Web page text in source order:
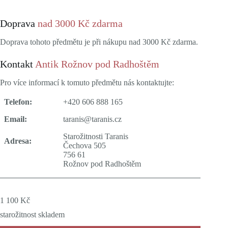
Doprava nad 3000 Kč zdarma
Doprava tohoto předmětu je při nákupu nad 3000 Kč zdarma.
Kontakt Antik Rožnov pod Radhoštěm
Pro více informací k tomuto předmětu nás kontaktujte:
Telefon:
+420 606 888 165
Email:
taranis@taranis.cz
Adresa:
Starožitnosti Taranis
Čechova 505
756 61
Rožnov pod Radhoštěm
1 100 Kč
starožitnost skladem